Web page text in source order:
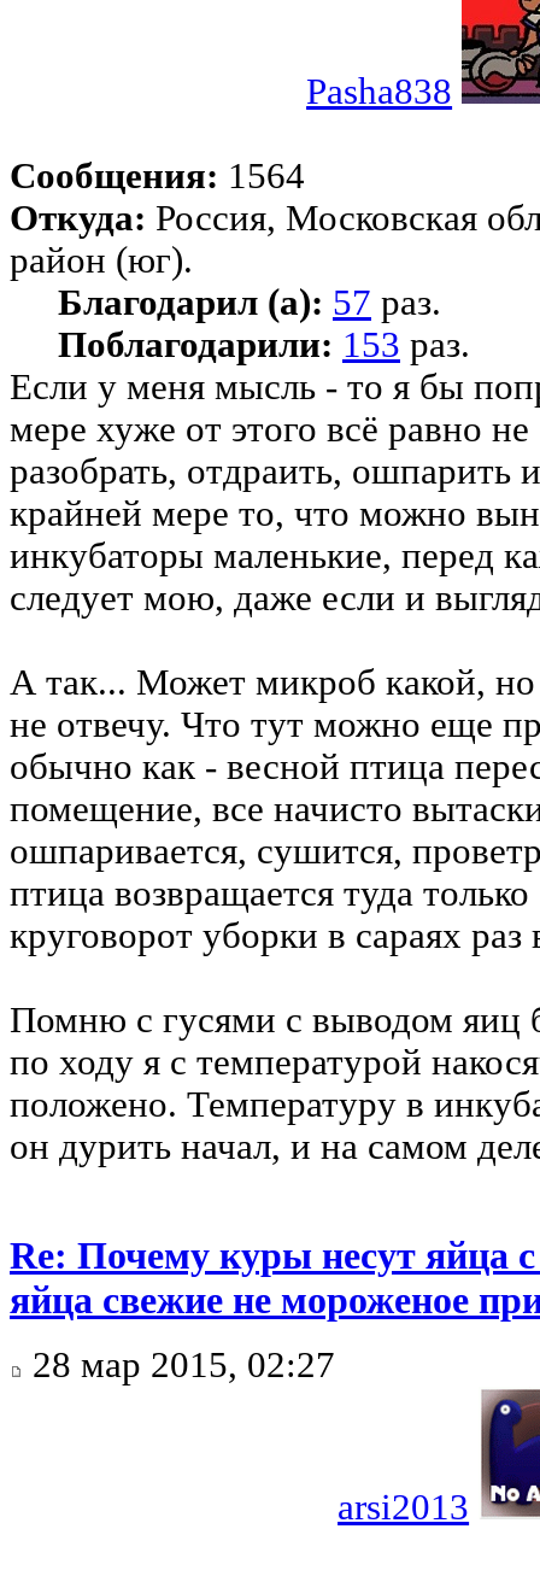
Pasha838
Сообщения: 1564
Откуда: Россия, Московская
район (юг).
Благодарил (а): 57 раз.
Поблагодарили: 153 раз.
Если у меня мысль - то я бы
мере хуже от этого всё равно не
разобрать, отдраить, ошпарить
крайней мере то, что можно
инкубаторы маленькие, перед
следует мою, даже если и
А так... Может микроб какой, но
не отвечу. Что тут можно еще
обычно как - весной птица
помещение, все начисто
ошпаривается, сушится,
птица возвращается туда
круговорот уборки в сараях раз
Помню с гусями с выводом яиц
по ходу я с температурой
положено. Температуру в
он дурить начал, и на самом
Re: Почему куры несут яйца
яйца свежие не мороженое
28 мар 2015, 02:27
arsi2013